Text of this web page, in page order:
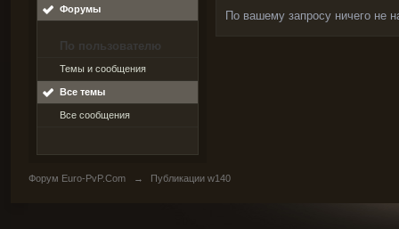
Форумы
По пользователю
Темы и сообщения
Все темы
Все сообщения
По вашему запросу ничего не
Форум Euro-PvP.Com → Публикации w140